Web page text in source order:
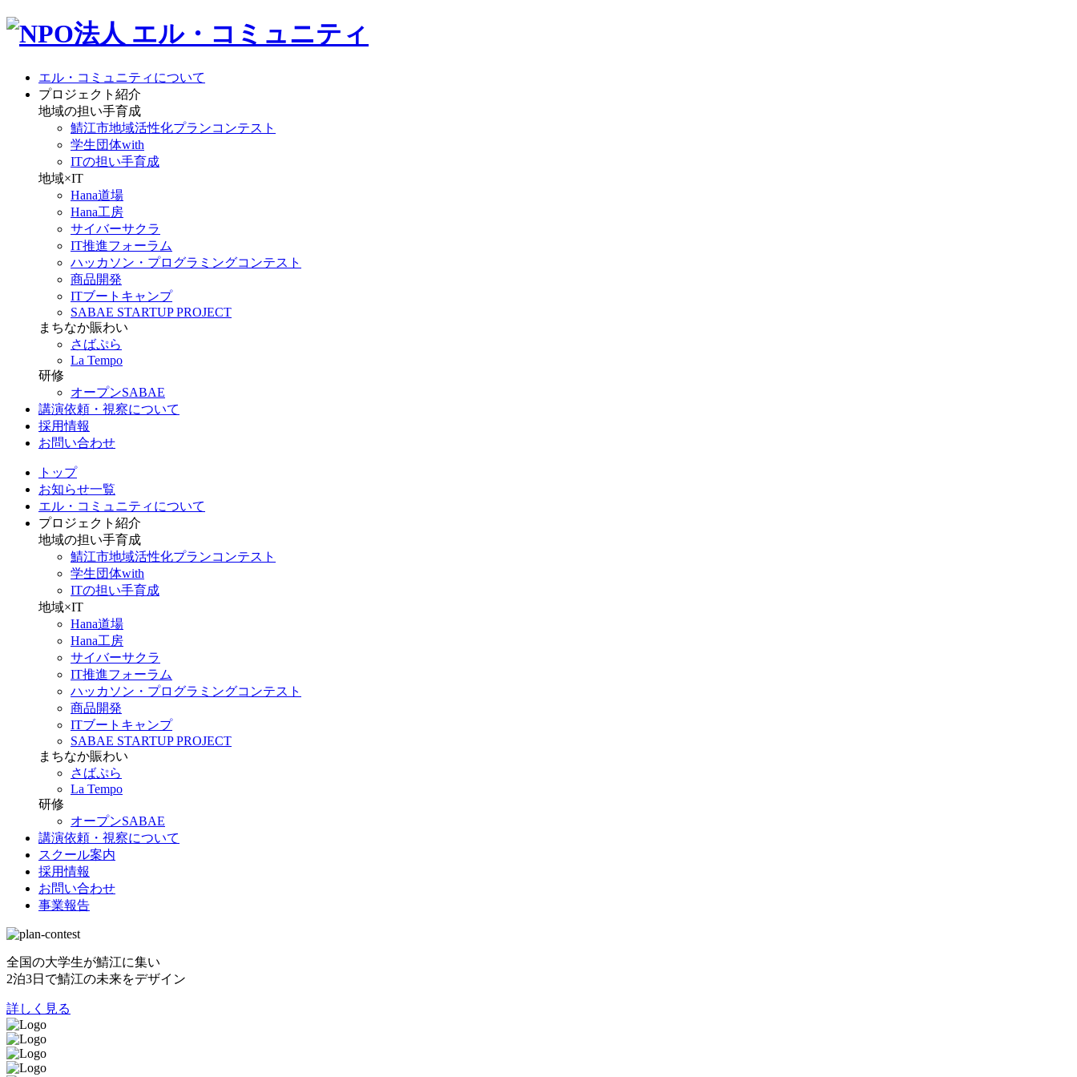
エル・コミュニティについて
プロジェクト紹介
地域の担い手育成
鯖江市地域活性化プランコンテスト
学生団体with
ITの担い手育成
地域×IT
Hana道場
Hana工房
サイバーサクラ
IT推進フォーラム
ハッカソン・プログラミングコンテスト
商品開発
ITブートキャンプ
SABAE STARTUP PROJECT
まちなか賑わい
さばぷら
La Tempo
研修
オープンSABAE
講演依頼・視察について
採用情報
お問い合わせ
トップ
お知らせ一覧
エル・コミュニティについて
プロジェクト紹介
地域の担い手育成
鯖江市地域活性化プランコンテスト
学生団体with
ITの担い手育成
地域×IT
Hana道場
Hana工房
サイバーサクラ
IT推進フォーラム
ハッカソン・プログラミングコンテスト
商品開発
ITブートキャンプ
SABAE STARTUP PROJECT
まちなか賑わい
さばぷら
La Tempo
研修
オープンSABAE
講演依頼・視察について
スクール案内
採用情報
お問い合わせ
事業報告
全国の大学生が鯖江に集い
2泊3日で鯖江の未来をデザイン
詳しく見る